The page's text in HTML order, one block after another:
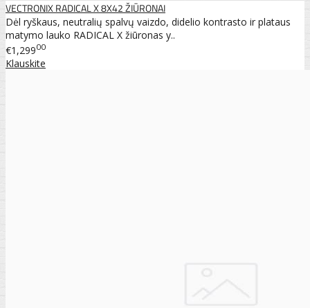
VECTRONIX RADICAL X 8X42 ŽIŪRONAI
Dėl ryškaus, neutralių spalvų vaizdo, didelio kontrasto ir plataus
matymo lauko RADICAL X žiūronas y..
€1,29900
Klauskite